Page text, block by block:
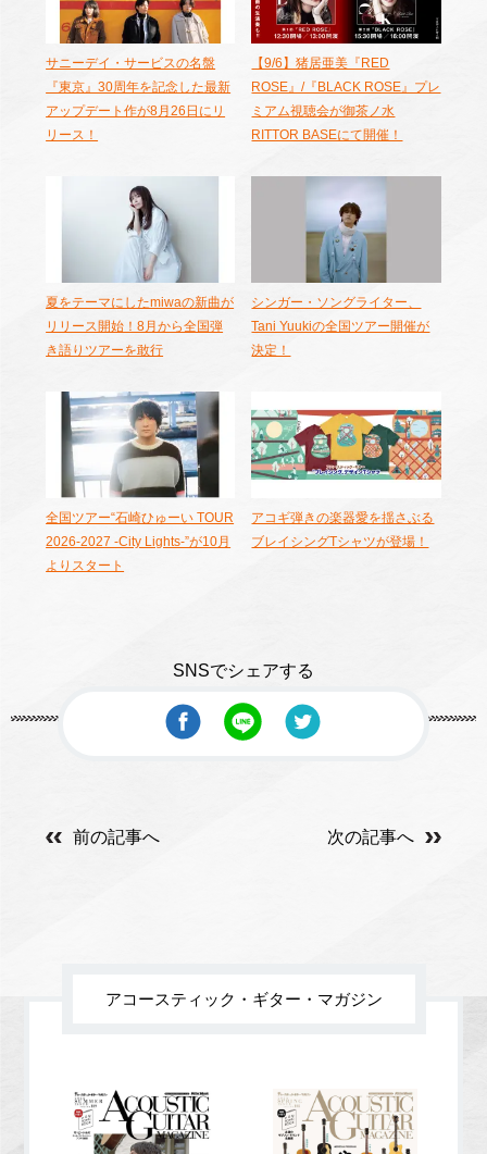
サニーデイ・サービスの名盤
『東京』30周年を記念した最新
アップデート作が8月26日にリ
リース！
【9/6】猪居亜美『RED
ROSE』/『BLACK ROSE』プレ
ミアム視聴会が御茶ノ水
RITTOR BASEにて開催！
夏をテーマにしたmiwaの新曲が
リリース開始！8月から全国弾
き語りツアーを敢行
シンガー・ソングライター、
Tani Yuukiの全国ツアー開催が
決定！
全国ツアー“石崎ひゅーい TOUR
2026-2027 -City Lights-”が10月
よりスタート
アコギ弾きの楽器愛を揺さぶる
ブレイシングTシャツが登場！
SNSでシェアする
前の記事へ 次の記事へ
アコースティック・ギター・マガジン